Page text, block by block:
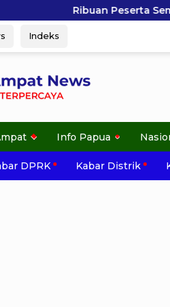
Peserta Semarakkan Jalan
Indeks
Info Papua
DPRK Kabar Distrik